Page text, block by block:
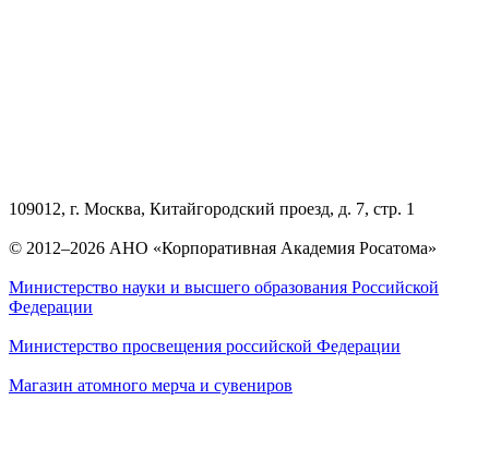
109012, г. Москва, Китайгородский проезд, д. 7, стр. 1
© 2012–2026 АНО «Корпоративная Академия Росатома»
Министерство науки и высшего образования Российской
Федерации
Министерство просвещения российской Федерации
Магазин атомного мерча и сувениров